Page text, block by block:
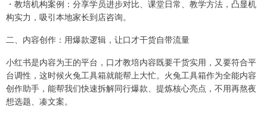
・教培机构案例：分享学员进步对比、课堂日常、教学方法，凸显机
构实力，吸引本地家长到店咨询。
二、内容创作：用爆款逻辑，让口才干货自带流量
小红书是内容为王的平台，口才教培内容既要干货实用，又要符合平
台调性，这时候火兔工具箱就能帮上大忙。火兔工具箱作为全能内容
创作助手，能帮我们快速拆解同行爆款、提炼核心亮点，不用再熬夜
想选题、凑文案。